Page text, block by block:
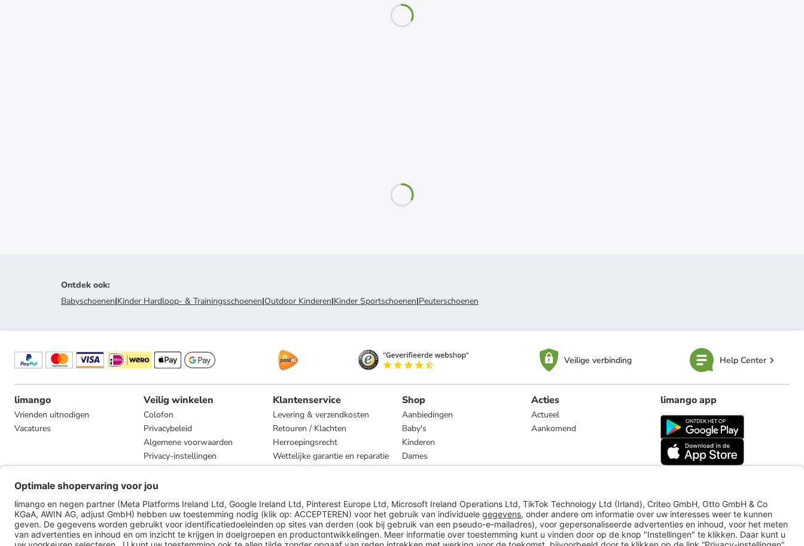
Ontdek ook:
Babyschoenen|Kinder Hardloop- & Trainingsschoenen|Outdoor Kinderen|Kinder Sportschoenen|Peuterschoenen
Veilige verbinding Help Center
limango
Vrienden uitnodigen
Vacatures
Veilig winkelen
Colofon
Privacybeleid
Algemene voorwaarden
Privacy-instellingen
Compliance
Klantenservice
Levering & verzendkosten
Retouren / Klachten
Herroepingsrecht
Wettelijke garantie en reparatie
Shop
Aanbiedingen
Baby's
Kinderen
Dames
Heren
Acties
Actueel
Aankomend
limango app
limango.de limango.pl